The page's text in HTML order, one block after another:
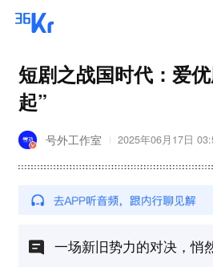
短剧之战国时代：爱
起”
号外工作室 2025年06月17日
一场新旧势力的对决，悄